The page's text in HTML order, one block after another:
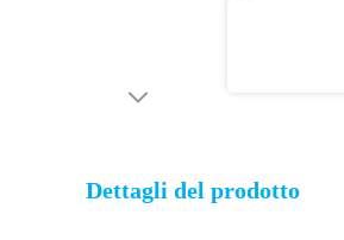
Dettagli del prodotto